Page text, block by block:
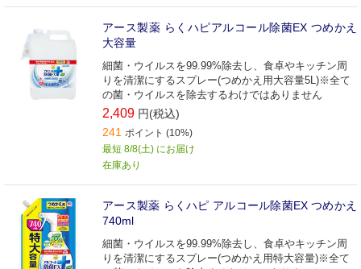
アース製薬 らくハピアルコール除菌EX つめかえ
大容量
細菌・ウイルスを99.99%除去し、食卓やキッチン周
りを清潔にするスプレー(つめかえ用大容量5L)※全て
の菌・ウイルスを除去するわけではありません
2,409 円(税込)
241 ポイント (10%)
最短 8/8(土) にお届け
在庫あり
アース製薬 らくハピ アルコール除菌EX つめかえ
740ml
細菌・ウイルスを99.99%除去し、食卓やキッチン周
りを清潔にするスプレー(つめかえ用特大容量)※全て